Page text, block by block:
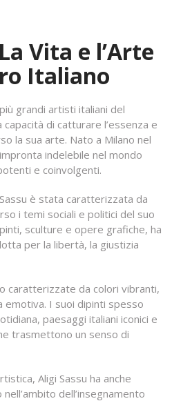
Vita e l’Arte
Italiano
grandi artisti italiani del
di catturare l’essenza e
la sua arte. Nato a Milano nel
indelebile nel mondo
e coinvolgenti.
è stata caratterizzata da
i temi sociali e politici del suo
sculture e opere grafiche, ha
per la libertà, la giustizia
caratterizzate da colori vibranti,
emotiva. I suoi dipinti spesso
paesaggi italiani iconici e
trasmettono un senso di
Aligi Sassu ha anche
dell’insegnamento